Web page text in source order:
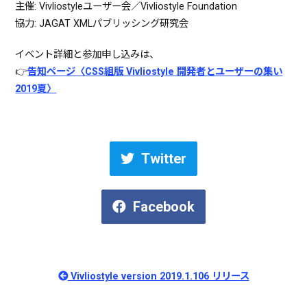
主催: Vivliostyleユーザー会／Vivliostyle Foundation
協力: JAGAT XMLパブリッシング研究会
イベント詳細と参加申し込みは、
👉告知ページ〈CSS組版 Vivliostyle 開発者とユーザーの集い
2019夏〉
Twitter
Facebook
Vivliostyle version 2019.1.106 リリース